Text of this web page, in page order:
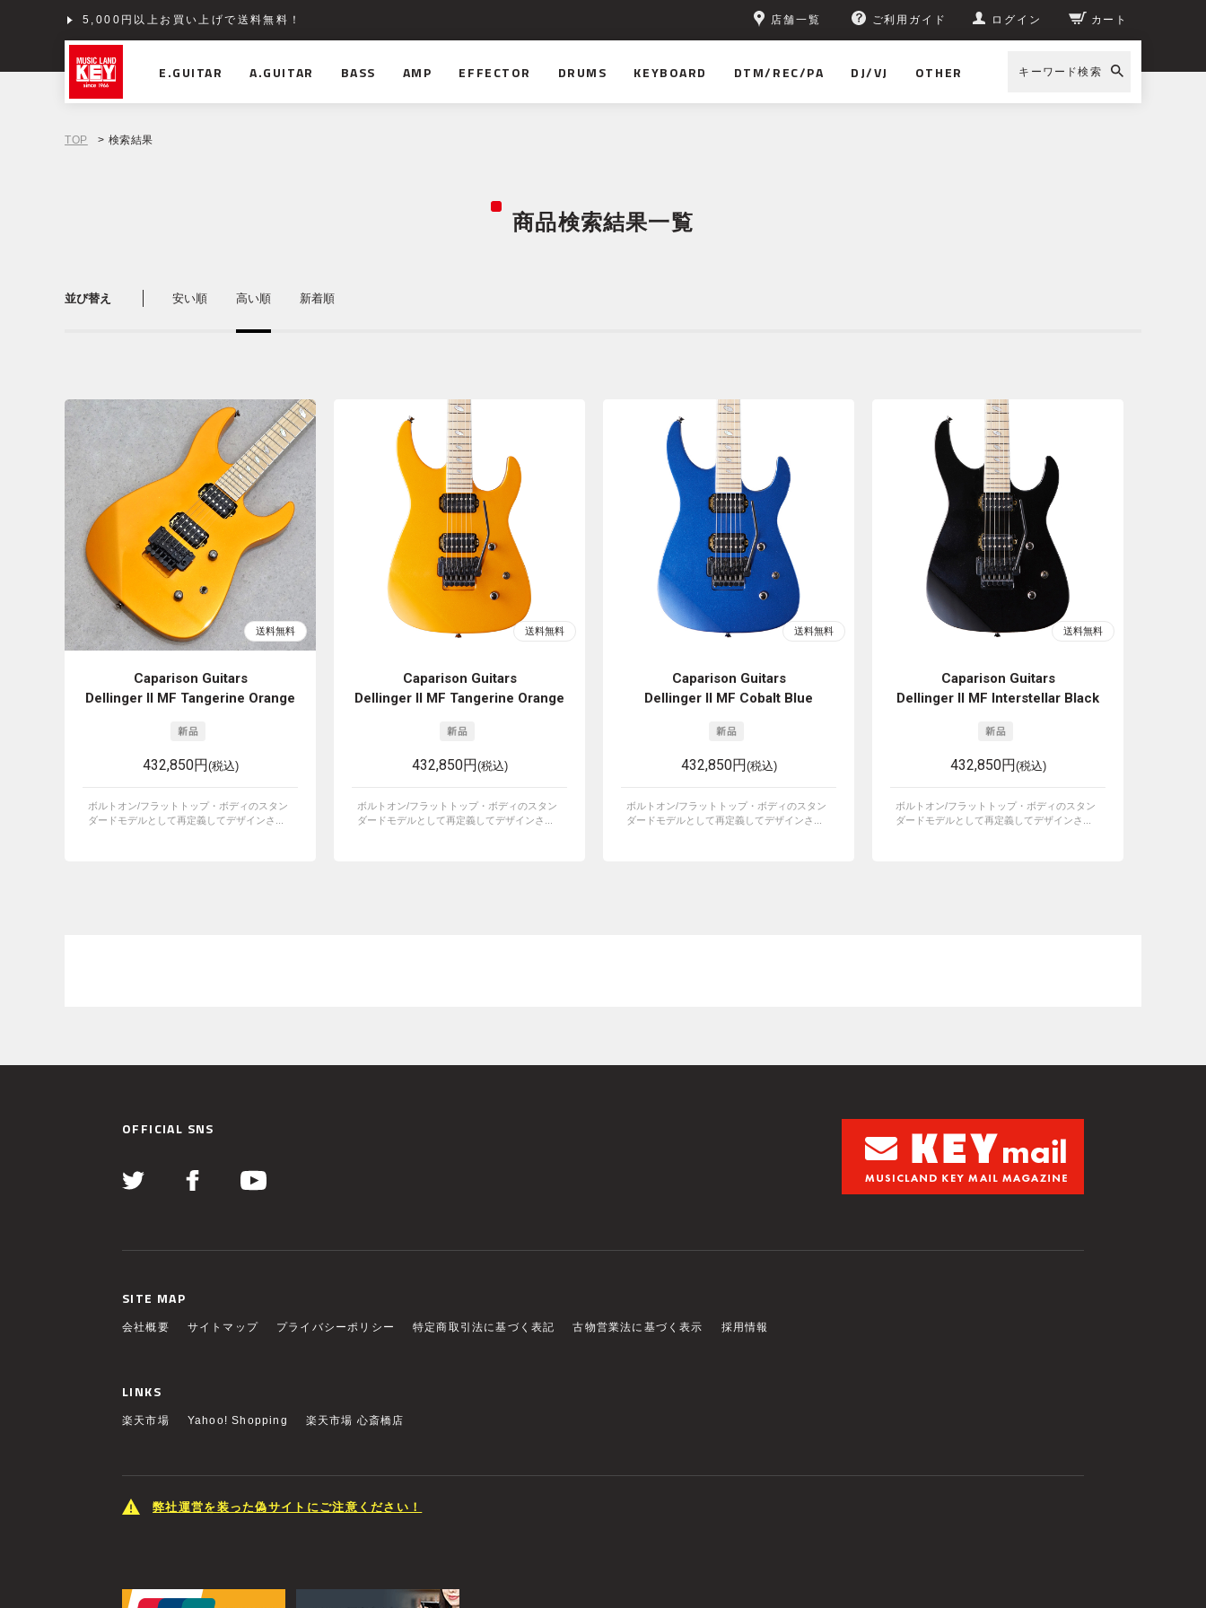
5,000円以上お買い上げで送料無料！ 店舗一覧 ご利用ガイド ログイン カート
E.GUITAR A.GUITAR BASS AMP EFFECTOR DRUMS KEYBOARD DTM/REC/PA DJ/VJ OTHER キーワード検索
TOP > 検索結果
商品検索結果一覧
並び替え 安い順 高い順 新着順
Caparison Guitars
Dellinger II MF Tangerine Orange
432,850円(税込)
ボルトオン/フラットトップ・ボディのスタン
ダードモデルとして再定義してデザインさ...
Caparison Guitars
Dellinger II MF Tangerine Orange
432,850円(税込)
ボルトオン/フラットトップ・ボディのスタン
ダードモデルとして再定義してデザインさ...
Caparison Guitars
Dellinger II MF Cobalt Blue
432,850円(税込)
ボルトオン/フラットトップ・ボディのスタン
ダードモデルとして再定義してデザインさ...
Caparison Guitars
Dellinger II MF Interstellar Black
432,850円(税込)
ボルトオン/フラットトップ・ボディのスタン
ダードモデルとして再定義してデザインさ...
OFFICIAL SNS
SITE MAP
会社概要 サイトマップ プライバシーポリシー 特定商取引法に基づく表記 古物営業法に基づく表示 採用情報
LINKS
楽天市場 Yahoo! Shopping 楽天市場 心斎橋店
弊社運営を装った偽サイトにご注意ください！